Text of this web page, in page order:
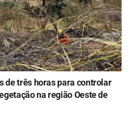
de três horas para controlar
na região Oeste de